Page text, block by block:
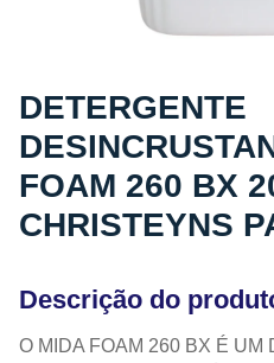
DETERGENTE
FOAM 260 BX
CHRISTEYNS
Descrição do
O MIDA FOAM 260 BX É UM